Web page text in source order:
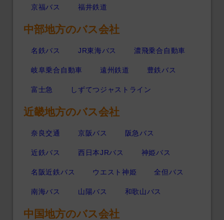
京福バス 福井鉄道
中部地方のバス会社
名鉄バス JR東海バス 濃飛乗合自動車
岐阜乗合自動車 遠州鉄道 豊鉄バス
富士急 しずてつジャストライン
近畿地方のバス会社
奈良交通 京阪バス 阪急バス
近鉄バス 西日本JRバス 神姫バス
名阪近鉄バス ウエスト神姫 全但バス
南海バス 山陽バス 和歌山バス
中国地方のバス会社